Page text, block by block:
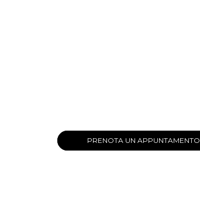
PRENOTA UN APPUNTAMENTO